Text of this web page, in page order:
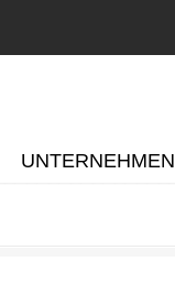
UNTERNEHMEN